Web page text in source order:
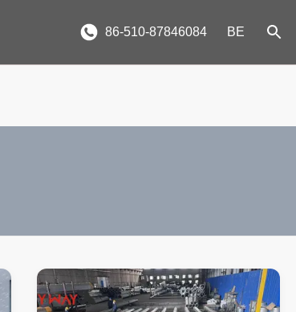
86-510-87846084 BE